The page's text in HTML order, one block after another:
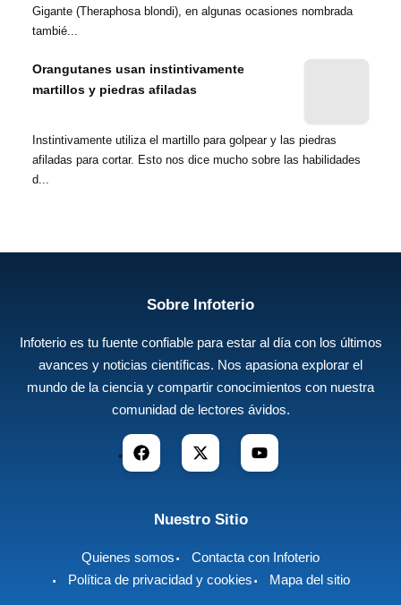
Gigante (Theraphosa blondi), en algunas ocasiones nombrada
tambié...
Orangutanes usan instintivamente
martillos y piedras afiladas
Instintivamente utiliza el martillo para golpear y las piedras
afiladas para cortar. Esto nos dice mucho sobre las habilidades
d...
Sobre Infoterio
Infoterio es tu fuente confiable para estar al día con los últimos
avances y noticias científicas. Nos apasiona explorar el
mundo de la ciencia y compartir conocimientos con nuestra
comunidad de lectores ávidos.
Nuestro Sitio
Quienes somos
Contacta con Infoterio
Política de privacidad y cookies
Mapa del sitio